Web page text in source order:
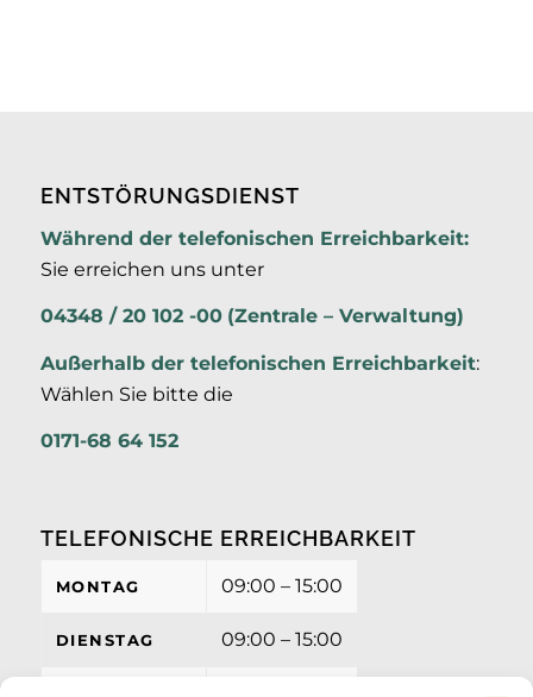
ENTSTÖRUNGSDIENST
Während der telefonischen Erreichbarkeit:
Sie erreichen uns unter
04348 / 20 102 -00 (Zentrale – Verwaltung)
Außerhalb der telefonischen Erreichbarkeit:
Wählen Sie bitte die
0171-68 64 152
TELEFONISCHE ERREICHBARKEIT
MONTAG 09:00 – 15:00
DIENSTAG 09:00 – 15:00